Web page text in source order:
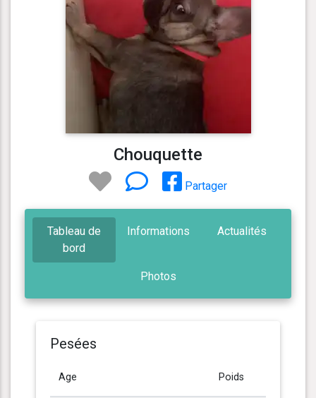
Chouquette
Partager
Tableau de
bord
Informations Actualités
Photos
Pesées
Age Poids